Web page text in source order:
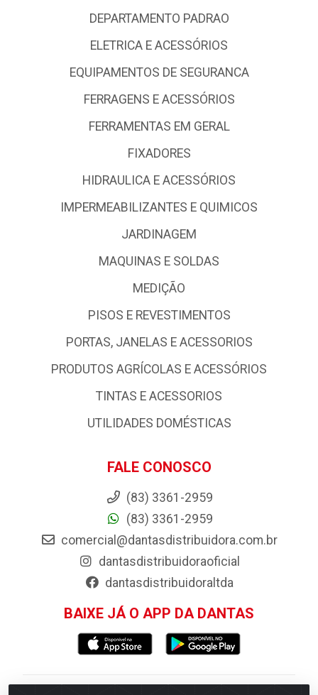
DEPARTAMENTO PADRAO
ELETRICA E ACESSÓRIOS
EQUIPAMENTOS DE SEGURANCA
FERRAGENS E ACESSÓRIOS
FERRAMENTAS EM GERAL
FIXADORES
HIDRAULICA E ACESSÓRIOS
IMPERMEABILIZANTES E QUIMICOS
JARDINAGEM
MAQUINAS E SOLDAS
MEDIÇÃO
PISOS E REVESTIMENTOS
PORTAS, JANELAS E ACESSORIOS
PRODUTOS AGRÍCOLAS E ACESSÓRIOS
TINTAS E ACESSORIOS
UTILIDADES DOMÉSTICAS
FALE CONOSCO
(83) 3361-2959
(83) 3361-2959
comercial@dantasdistribuidora.com.br
dantasdistribuidoraoficial
dantasdistribuidoraltda
BAIXE JÁ O APP DA DANTAS